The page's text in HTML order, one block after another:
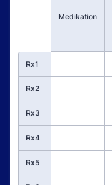
Medikation
Rx1
Rx2
Rx3
Rx4
Rx5